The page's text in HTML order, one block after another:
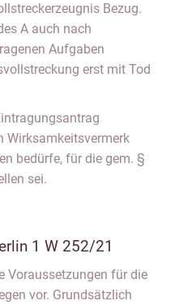
Bezug.
A auch nach
Aufgaben
erst mit Tod
Wirksamkeitsvermerk
bedürfe, für die gem. §
sei.
1 W 252/21
Voraussetzungen für die
vor. Grundsätzlich